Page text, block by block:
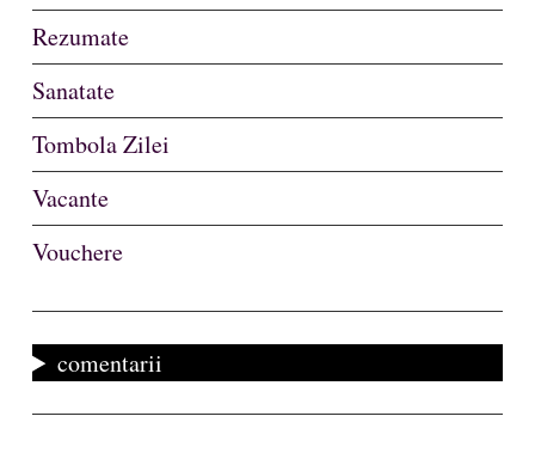
Rezumate
Sanatate
Tombola Zilei
Vacante
Vouchere
comentarii